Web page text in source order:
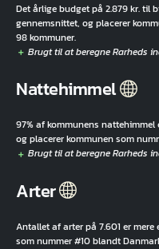
Det årlige budget på 2.879 kr. til
gennemsnittet, og placerer
98 kommuner.
Nattehimmel
97% af kommunens
og placerer kommunen som
Arter
Antallet af arter på 7.601 er
som nummer #10 blandt